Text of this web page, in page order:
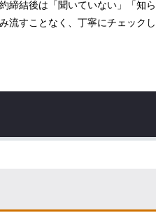
締結後は「聞いていない」「知ら
流すことなく、丁寧にチェックし